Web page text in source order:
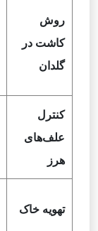
روش
کاشت در
گلدان
کنترل
علف‌های
هرز
تهویه خاک